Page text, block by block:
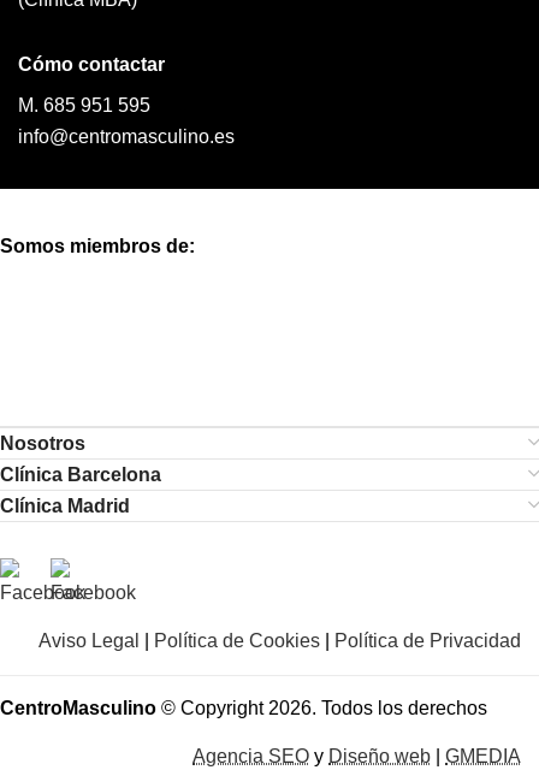
Cómo contactar
M. 685 951 595
info@centromasculino.es
Somos miembros de:
Nosotros
Clínica Barcelona
Clínica Madrid
Aviso Legal Política de Cookies Política de Privacidad
CentroMasculino © Copyright 2026. Todos los derechos
Agencia SEO y Diseño web GMEDIA